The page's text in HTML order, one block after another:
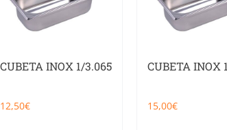
CUBETA INOX 1/3.065
12,50€
CUBETA INOX
15,00€